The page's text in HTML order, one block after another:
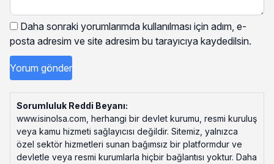
Daha sonraki yorumlarımda kullanılması için adım, e-
posta adresim ve site adresim bu tarayıcıya kaydedilsin.
Sorumluluk Reddi Beyanı:
www.isinolsa.com, herhangi bir devlet kurumu, resmi kuruluş
veya kamu hizmeti sağlayıcısı değildir. Sitemiz, yalnızca
özel sektör hizmetleri sunan bağımsız bir platformdur ve
devletle veya resmi kurumlarla hiçbir bağlantısı yoktur. Daha